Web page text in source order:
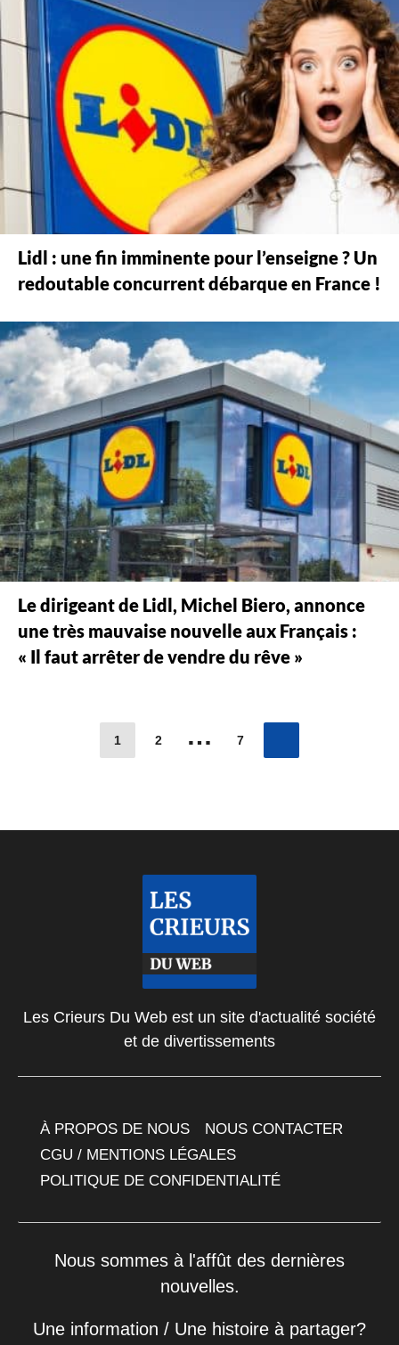
Lidl : une fin imminente pour l’enseigne ? Un
redoutable concurrent débarque en France !
Le dirigeant de Lidl, Michel Biero, annonce
une très mauvaise nouvelle aux Français :
« Il faut arrêter de vendre du rêve »
1 2 … 7
Les Crieurs Du Web est un site d'actualité société
et de divertissements
À PROPOS DE NOUS
NOUS CONTACTER
CGU / MENTIONS LÉGALES
POLITIQUE DE CONFIDENTIALITÉ
Nous sommes à l'affût des dernières
nouvelles.
Une information / Une histoire à partager?